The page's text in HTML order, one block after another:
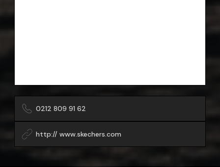
0212 809 91 62
http:// www.skechers.com